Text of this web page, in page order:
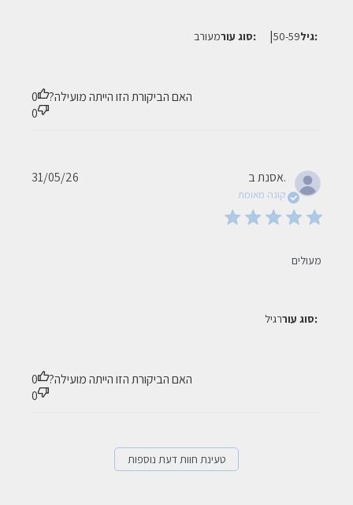
גיל: 50-59
| סוג עור: מעורב
האם הביקורת הזו הייתה מועילה?
0
0
אסנת ב.
קונה מאומת
מעולים
read more about review content
סוג עור: רגיל
Published
31/05/26
האם הביקורת הזו הייתה מועילה?
0
0
טעינת חוות דעת נוספות